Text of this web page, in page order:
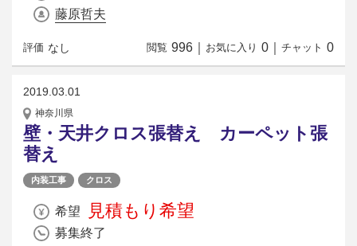
藤原哲夫
評価 なし 閲覧 996 お気に入り 0 チャット 0
2019.03.01
神奈川県
壁・天井クロス張替え カーペット張
替え
内装工事 クロス
希望 見積もり希望
募集終了